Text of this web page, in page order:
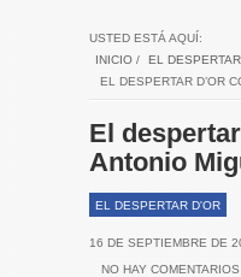
USTED ESTÁ AQUÍ:
INICIO / EL
EL DESPERTAR D’OR
El
Antonio
EL DESPERTAR D'OR
16 DE SEPTIEMBRE DE
NO HAY COMENTARIOS